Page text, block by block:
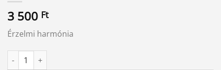
3 500 Ft
Érzelmi harmónia
Rózsakvarc karkötő mennyiség
Alternative: